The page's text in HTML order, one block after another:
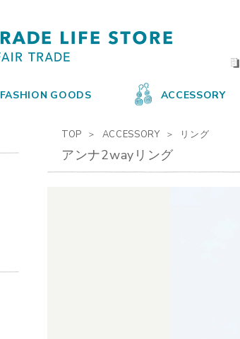
FASHION GOODS ACCESSORY
TOP ACCESSORY リング
アンナ2wayリング